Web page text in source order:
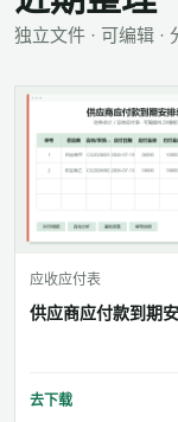
独立文件 · 可编辑 ·
应收应付表
供应商应付款到期
去下载